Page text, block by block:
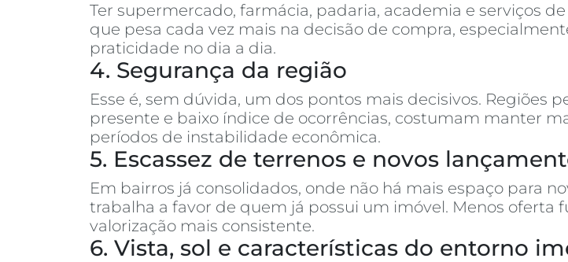
Ter supermercado, farmácia, padaria, academia e serviços
que pesa cada vez mais na decisão de compra,
praticidade no dia a dia.
4. Segurança da região
Esse é, sem dúvida, um dos pontos mais decisivos. Regiões
presente e baixo índice de ocorrências, costumam manter
períodos de instabilidade econômica.
5. Escassez de terrenos e novos
Em bairros já consolidados, onde não há mais espaço para
trabalha a favor de quem já possui um imóvel. Menos oferta
valorização mais consistente.
6. Vista, sol e características do entorno